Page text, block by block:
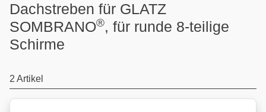
Dachstreben für GLATZ
SOMBRANO®, für runde 8-teilige
Schirme
2 Artikel